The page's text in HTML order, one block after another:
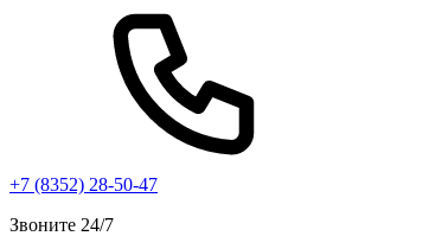
+7 (8352) 28-50-47
Звоните 24/7